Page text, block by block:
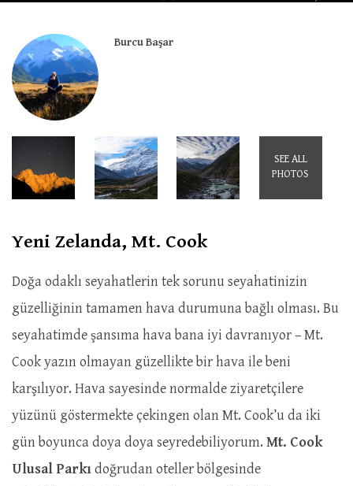
Burcu Başar
SEE ALL
PHOTOS
Yeni Zelanda, Mt. Cook
Doğa odaklı seyahatlerin tek sorunu seyahatinizin
güzelliğinin tamamen hava durumuna bağlı olması. Bu
seyahatimde şansıma hava bana iyi davranıyor – Mt.
Cook yazın olmayan güzellikte bir hava ile beni
karşılıyor. Hava sayesinde normalde ziyaretçilere
yüzünü göstermekte çekingen olan Mt. Cook’u da iki
gün boyunca doya doya seyredebiliyorum. Mt. Cook
Ulusal Parkıdoğrudan oteller bölgesinde